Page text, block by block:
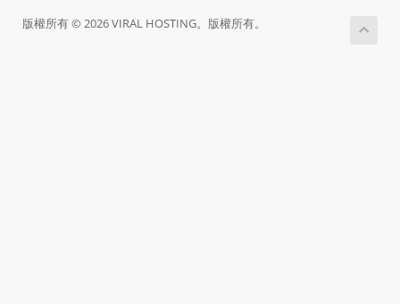
版權所有 © 2026 VIRAL HOSTING。版權所有。